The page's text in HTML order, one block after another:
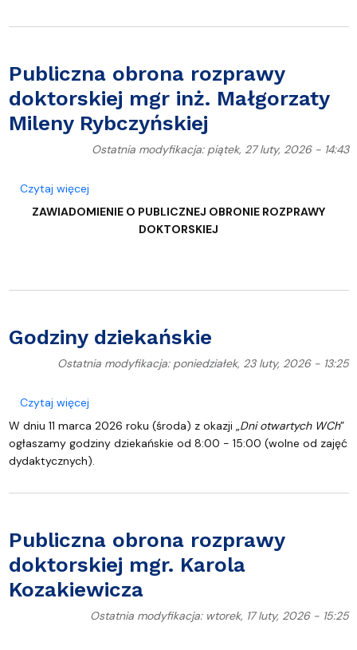
Publiczna obrona rozprawy
doktorskiej mgr inż. Małgorzaty
Mileny Rybczyńskiej
Ostatnia modyfikacja: piątek, 27 luty, 2026 - 14:43
Czytaj więcejo Publiczna obrona rozprawy doktorskiej mgr inż.
ZAWIADOMIENIE O PUBLICZNEJ OBRONIE ROZPRAWY
DOKTORSKIEJ
Godziny dziekańskie
Ostatnia modyfikacja: poniedziałek, 23 luty, 2026 - 13:25
Czytaj więcejo Godziny dziekańskie
W dniu 11 marca 2026 roku (środa) z okazji „Dni otwartych WCh”
ogłaszamy godziny dziekańskie od 8:00 - 15:00 (wolne od zajęć
dydaktycznych).
Publiczna obrona rozprawy
doktorskiej mgr. Karola
Kozakiewicza
Ostatnia modyfikacja: wtorek, 17 luty, 2026 - 15:25